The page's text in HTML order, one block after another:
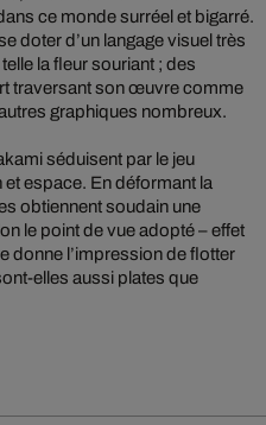
ce monde surréel et bigarré.
doter d’un langage visuel très
la fleur souriant ; des
traversant son œuvre comme
graphiques nombreux.
séduisent par le jeu
et espace. En déformant la
obtiennent soudain une
le point de vue adopté – effet
donne l’impression de flotter
elles aussi plates que